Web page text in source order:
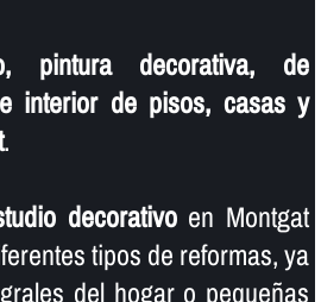
pintura decorativa, de
interior de pisos, casas y
.
decorativoen Montgat
tipos de reformas, ya
del hogar o pequeñas